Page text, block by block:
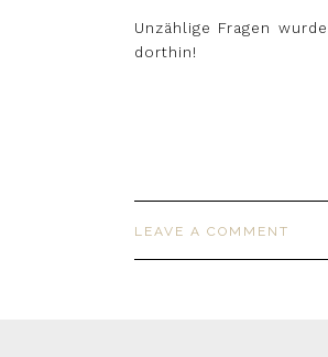
Unzählige Fragen
dorthin!
LEAVE A COMMENT